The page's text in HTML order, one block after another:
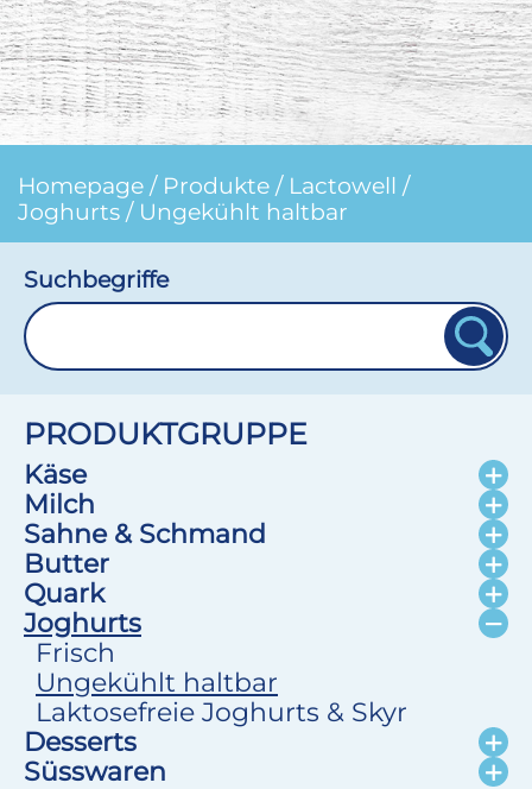
Homepage / Produkte / Lactowell /
Joghurts / Ungekühlt haltbar
Suchbegriffe
PRODUKTGRUPPE
Käse
Milch
Sahne & Schmand
Butter
Quark
Joghurts
Frisch
Ungekühlt haltbar
Laktosefreie Joghurts & Skyr
Desserts
Süsswaren